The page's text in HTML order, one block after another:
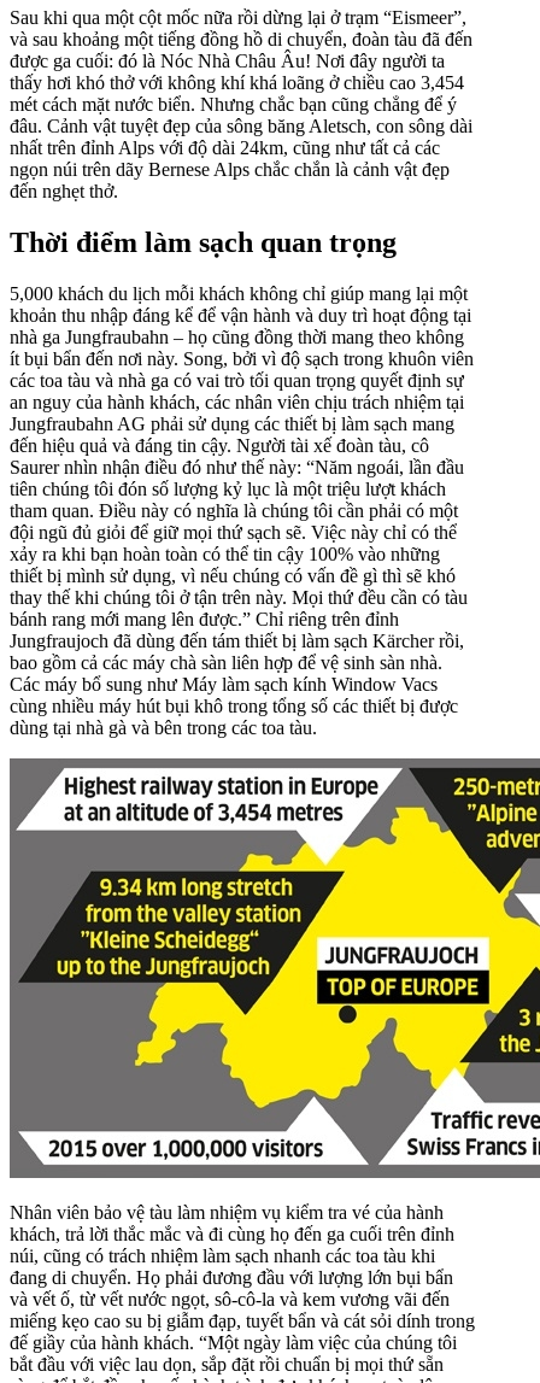
Sau khi qua một cột mốc nữa rồi dừng lại ở trạm “Eismeer”,
và sau khoảng một tiếng đồng hồ di chuyển, đoàn tàu đã đến
được ga cuối: đó là Nóc Nhà Châu Âu! Nơi đây người ta
thấy hơi khó thở với không khí khá loãng ở chiều cao 3,454
mét cách mặt nước biển. Nhưng chắc bạn cũng chẳng để ý
đâu. Cảnh vật tuyệt đẹp của sông băng Aletsch, con sông dài
nhất trên đỉnh Alps với độ dài 24km, cũng như tất cả các
ngọn núi trên dãy Bernese Alps chắc chắn là cảnh vật đẹp
đến nghẹt thở.
Thời điểm làm sạch quan trọng
5,000 khách du lịch mỗi khách không chỉ giúp mang lại một
khoản thu nhập đáng kể để vận hành và duy trì hoạt động tại
nhà ga Jungfraubahn – họ cũng đồng thời mang theo không
ít bụi bẩn đến nơi này. Song, bởi vì độ sạch trong khuôn viên
các toa tàu và nhà ga có vai trò tối quan trọng quyết định sự
an nguy của hành khách, các nhân viên chịu trách nhiệm tại
Jungfraubahn AG phải sử dụng các thiết bị làm sạch mang
đến hiệu quả và đáng tin cậy. Người tài xế đoàn tàu, cô
Saurer nhìn nhận điều đó như thế này: “Năm ngoái, lần đầu
tiên chúng tôi đón số lượng kỷ lục là một triệu lượt khách
tham quan. Điều này có nghĩa là chúng tôi cần phải có một
đội ngũ đủ giỏi để giữ mọi thứ sạch sẽ. Việc này chỉ có thể
xảy ra khi bạn hoàn toàn có thể tin cậy 100% vào những
thiết bị mình sử dụng, vì nếu chúng có vấn đề gì thì sẽ khó
thay thế khi chúng tôi ở tận trên này. Mọi thứ đều cần có tàu
bánh rang mới mang lên được.” Chỉ riêng trên đỉnh
Jungfraujoch đã dùng đến tám thiết bị làm sạch Kärcher rồi,
bao gồm cả các máy chà sàn liên hợp để vệ sinh sàn nhà.
Các máy bổ sung như Máy làm sạch kính Window Vacs
cùng nhiều máy hút bụi khô trong tổng số các thiết bị được
dùng tại nhà gà và bên trong các toa tàu.
Nhân viên bảo vệ tàu làm nhiệm vụ kiểm tra vé của hành
khách, trả lời thắc mắc và đi cùng họ đến ga cuối trên đỉnh
núi, cũng có trách nhiệm làm sạch nhanh các toa tàu khi
đang di chuyển. Họ phải đương đầu với lượng lớn bụi bẩn
và vết ố, từ vết nước ngọt, sô-cô-la và kem vương vãi đến
miếng kẹo cao su bị giẫm đạp, tuyết bẩn và cát sỏi dính trong
đế giầy của hành khách. “Một ngày làm việc của chúng tôi
bắt đầu với việc lau dọn, sắp đặt rồi chuẩn bị mọi thứ sẵn